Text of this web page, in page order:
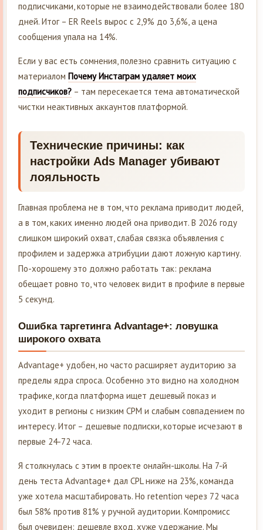
подписчиками, которые не взаимодействовали более 180
дней. Итог – ER Reels вырос с 2,9% до 3,6%, а цена
сообщения упала на 14%.
Если у вас есть сомнения, полезно сравнить ситуацию с
материалом Почему Инстаграм удаляет моих
подписчиков? – там пересекается тема автоматической
чистки неактивных аккаунтов платформой.
Технические причины: как
настройки Ads Manager убивают
лояльность
Главная проблема не в том, что реклама приводит людей,
а в том, каких именно людей она приводит. В 2026 году
слишком широкий охват, слабая связка объявления с
профилем и задержка атрибуции дают ложную картину.
По-хорошему это должно работать так: реклама
обещает ровно то, что человек видит в профиле в первые
5 секунд.
Ошибка таргетинга Advantage+: ловушка
широкого охвата
Advantage+ удобен, но часто расширяет аудиторию за
пределы ядра спроса. Особенно это видно на холодном
трафике, когда платформа ищет дешевый показ и
уходит в регионы с низким CPM и слабым совпадением по
интересу. Итог – дешевые подписки, которые исчезают в
первые 24-72 часа.
Я столкнулась с этим в проекте онлайн-школы. На 7-й
день теста Advantage+ дал CPL ниже на 23%, команда
уже хотела масштабировать. Но retention через 72 часа
был 58% против 81% у ручной аудитории. Компромисс
был очевиден: дешевле вход, хуже удержание. Мы